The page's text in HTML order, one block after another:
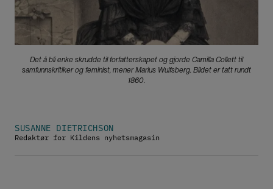
Det å bli enke skrudde til forfatterskapet og gjorde Camilla Collett til
samfunnskritiker og feminist, mener Marius Wulfsberg. Bildet er tatt rundt
1860.
SUSANNE DIETRICHSON
Redaktør for Kildens nyhetsmagasin